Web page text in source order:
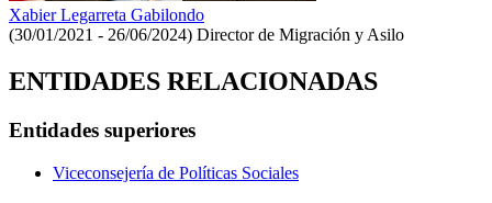
Xabier Legarreta Gabilondo
(30/01/2021 - 26/06/2024) Director de Migración y Asilo
ENTIDADES RELACIONADAS
Entidades superiores
Viceconsejería de Políticas Sociales